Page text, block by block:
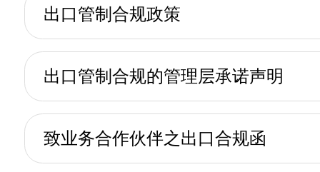
出口管制合规政策
出口管制合规的管理层承诺声明
致业务合作伙伴之出口合规函